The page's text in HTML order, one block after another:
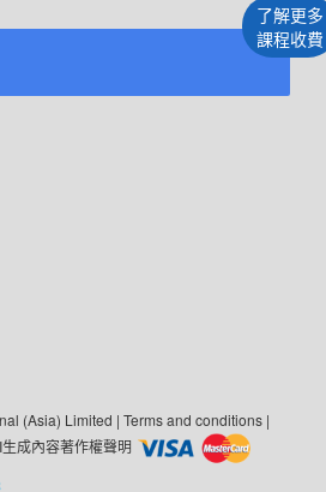
了解更多
課程收費
(Asia) Limited | Terms and conditions |
成內容著作權聲明